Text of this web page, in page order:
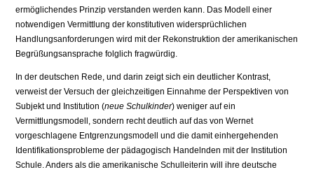
ermöglichendes Prinzip verstanden werden kann. Das Modell einer
notwendigen Vermittlung der konstitutiven widersprüchlichen
Handlungsanforderungen wird mit der Rekonstruktion der amerikanischen
Begrüßungsansprache folglich fragwürdig.
In der deutschen Rede, und darin zeigt sich ein deutlicher Kontrast,
verweist der Versuch der gleichzeitigen Einnahme der Perspektiven von
Subjekt und Institution (neue Schulkinder) weniger auf ein
Vermittlungsmodell, sondern recht deutlich auf das von Wernet
vorgeschlagene Entgrenzungsmodell und die damit einhergehenden
Identifikationsprobleme der pädagogisch Handelnden mit der Institution
Schule. Anders als die amerikanische Schulleiterin will ihre deutsche